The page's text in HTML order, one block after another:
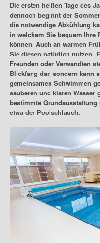
Die ersten heißen Tage des
dennoch beginnt der
die notwendige Abkühlung
in welchem Sie bequem Ihre
können. Auch an warmen
Sie diesen natürlich nutzen.
Freunden oder Verwandten
Blickfang dar, sondern kann
gemeinsamen Schwimmen
sauberen und klaren Wasser
bestimmte
etwa der Poolschlauch.